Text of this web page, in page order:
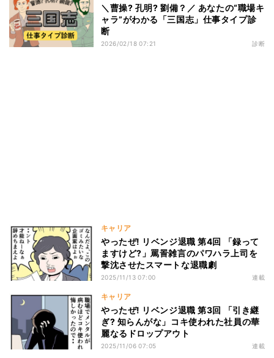
＼曹操? 孔明? 劉備？／ あなたの“職場キ
ャラ”がわかる「三国志」仕事タイプ診
断
2026/02/18 07:21 診断
キャリア
やったぜ! リベンジ退職 第4回 「録って
ますけど?」罵詈雑言のパワハラ上司を
撃沈させたスマートな退職劇
2025/11/13 07:00 連載
キャリア
やったぜ! リベンジ退職 第3回 「引き継
ぎ? 知らんがな」コキ使われた社員の華
麗なるドロップアウト
2025/11/06 07:05 連載